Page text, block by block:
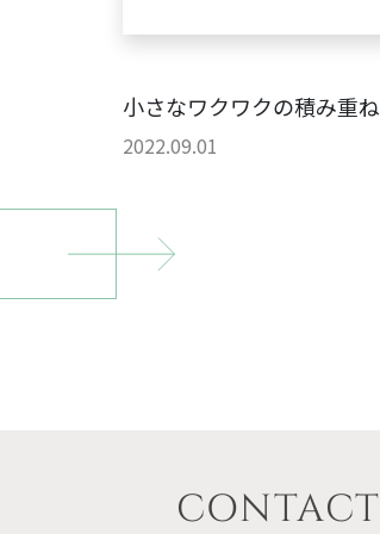
小さなワクワクの積み重ね
2022.09.01
CONTACT